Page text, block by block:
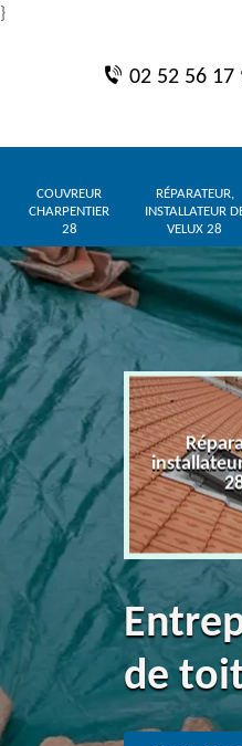
}
02 52 56 17
COUVREUR
CHARPENTIER
28
RÉPARATEUR,
INSTALLATEUR
VELUX 28
de